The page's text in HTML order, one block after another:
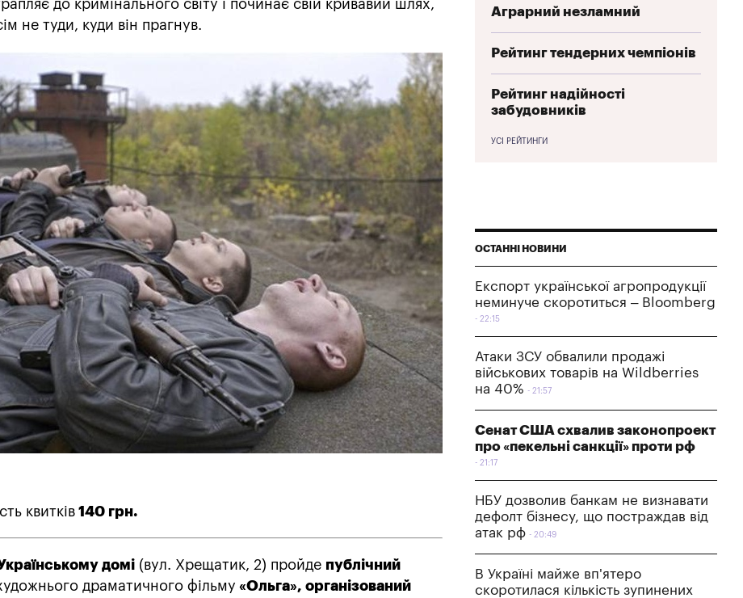
до кримінального світу і починає свій кривавий шлях,
не туди, куди він прагнув.
квитків 140 грн.
домі (вул. Хрещатик, 2) пройде публічний
драматичного фільму «Ольга», організований
Аграрний незламний
Рейтинг тендерних чемпіонів
Рейтинг надійності
забудовників
УСІ РЕЙТИНГИ
ОСТАННІ НОВИНИ
Експорт української агропродукції
неминуче скоротиться – Bloomberg
22:15
Атаки ЗСУ обвалили продажі
військових товарів на Wildberries
на 40%
21:57
Сенат США схвалив законопроект
про «пекельні санкції» проти рф
21:17
НБУ дозволив банкам не визнавати
дефолт бізнесу, що постраждав від
атак рф
20:49
В Україні майже вп'ятеро
скоротилася кількість зупинених